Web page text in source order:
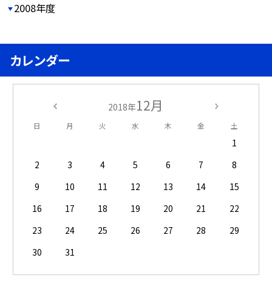
2008年度
カレンダー
2018年12月
日 月 火 水 木 金 土
1
2
3 4 5 6 7
8
9
10 11 12 13 14
15
16
17 18 19 20 21
22
23
24 25 26 27 28
29
30
31